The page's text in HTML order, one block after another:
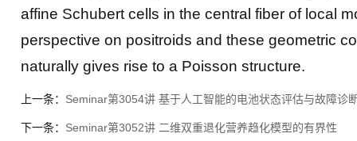
affine Schubert cells in the central fiber of local
perspective on positroids and these geometric
naturally gives rise to a Poisson structure.
上一条： Seminar第3054讲 基于人工智能的电池状态评估与故障诊
下一条： Seminar第3052讲 二维双重退化营养趋化模型的有界性